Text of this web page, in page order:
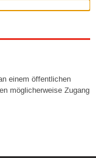
einem öffentlichen
möglicherweise Zugang